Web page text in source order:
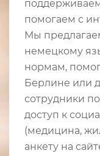
помогаем с
Мы
немецкому
нормам,
Берлине или
сотрудники
доступ к
(медицина,
анкету на